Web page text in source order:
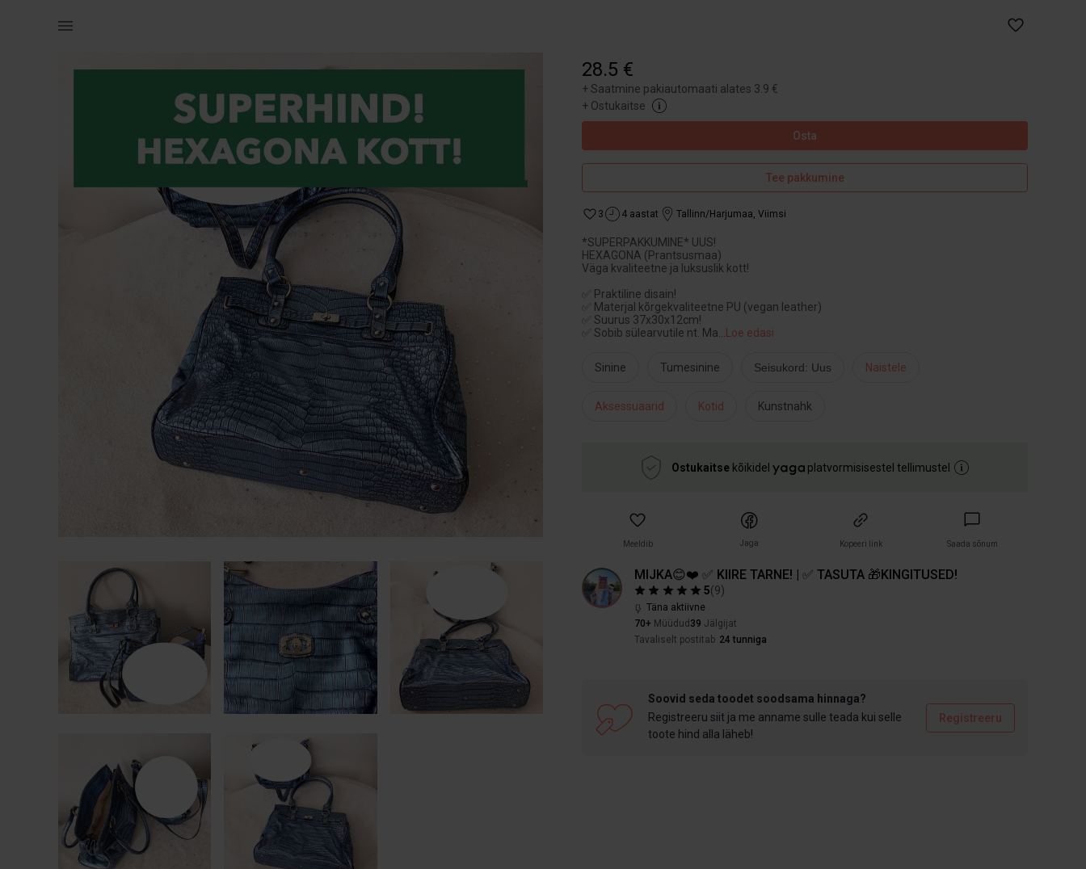
28.5 €
+Saatmine pakiautomaati alates 3.9 €
+ Ostukaitse
Osta
Tee pakkumine
3 4 aastat Tallinn/Harjumaa, Viimsi
*SUPERPAKKUMINE* UUS!
HEXAGONA (Prantsusmaa)
Väga kvaliteetne ja luksuslik kott!
✅ Praktiline disain!
✅ Materjal kõrgekvaliteetne PU (vegan leather)
✅ Suurus 37x30x12cm!
✅ Sobib sülearvutile nt. Ma
Loe edasi
Sinine Tumesinine Seisukord: Uus Naistele
Aksessuaarid Kotid Kunstnahk
Ostukaitse kõikidel platvormisisestel tellimustel
Meeldib Jaga Kopeeri link Saada sõnum
MIJKA😊❤️ ✅ KIIRE TARNE! | ✅ TASUTA 🎁KINGITUSED!
5(9)
Täna aktiivne
70+ Müüdud 39 Jälgijat
Tavaliselt postitab 24 tunniga
Soovid seda toodet soodsama hinnaga?
Registreeru siit ja me anname sulle teada kui selle
toote hind alla läheb!
Registreeru